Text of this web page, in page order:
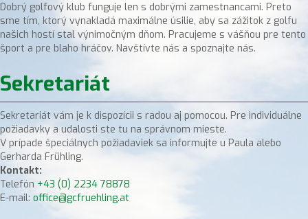
Dobrý golfový klub funguje len s dobrými zamestnancami. Preto
sme tím, ktorý vynakladá maximálne úsilie, aby sa zážitok z golfu
našich hostí stal výnimočným dňom. Pracujeme s vášňou pre tento
šport a pre blaho hráčov. Navštívte nás a spoznajte nás.
Sekretariát
Sekretariát vám je k dispozícii s radou aj pomocou. Pre individuálne
požiadavky a udalosti ste tu na správnom mieste.
V prípade špeciálnych požiadaviek sa informujte u Paula alebo
Gerharda Frühling.
Kontakt:
Telefón +43 (0) 2234 78878
E-mail: office@gcfruehling.at